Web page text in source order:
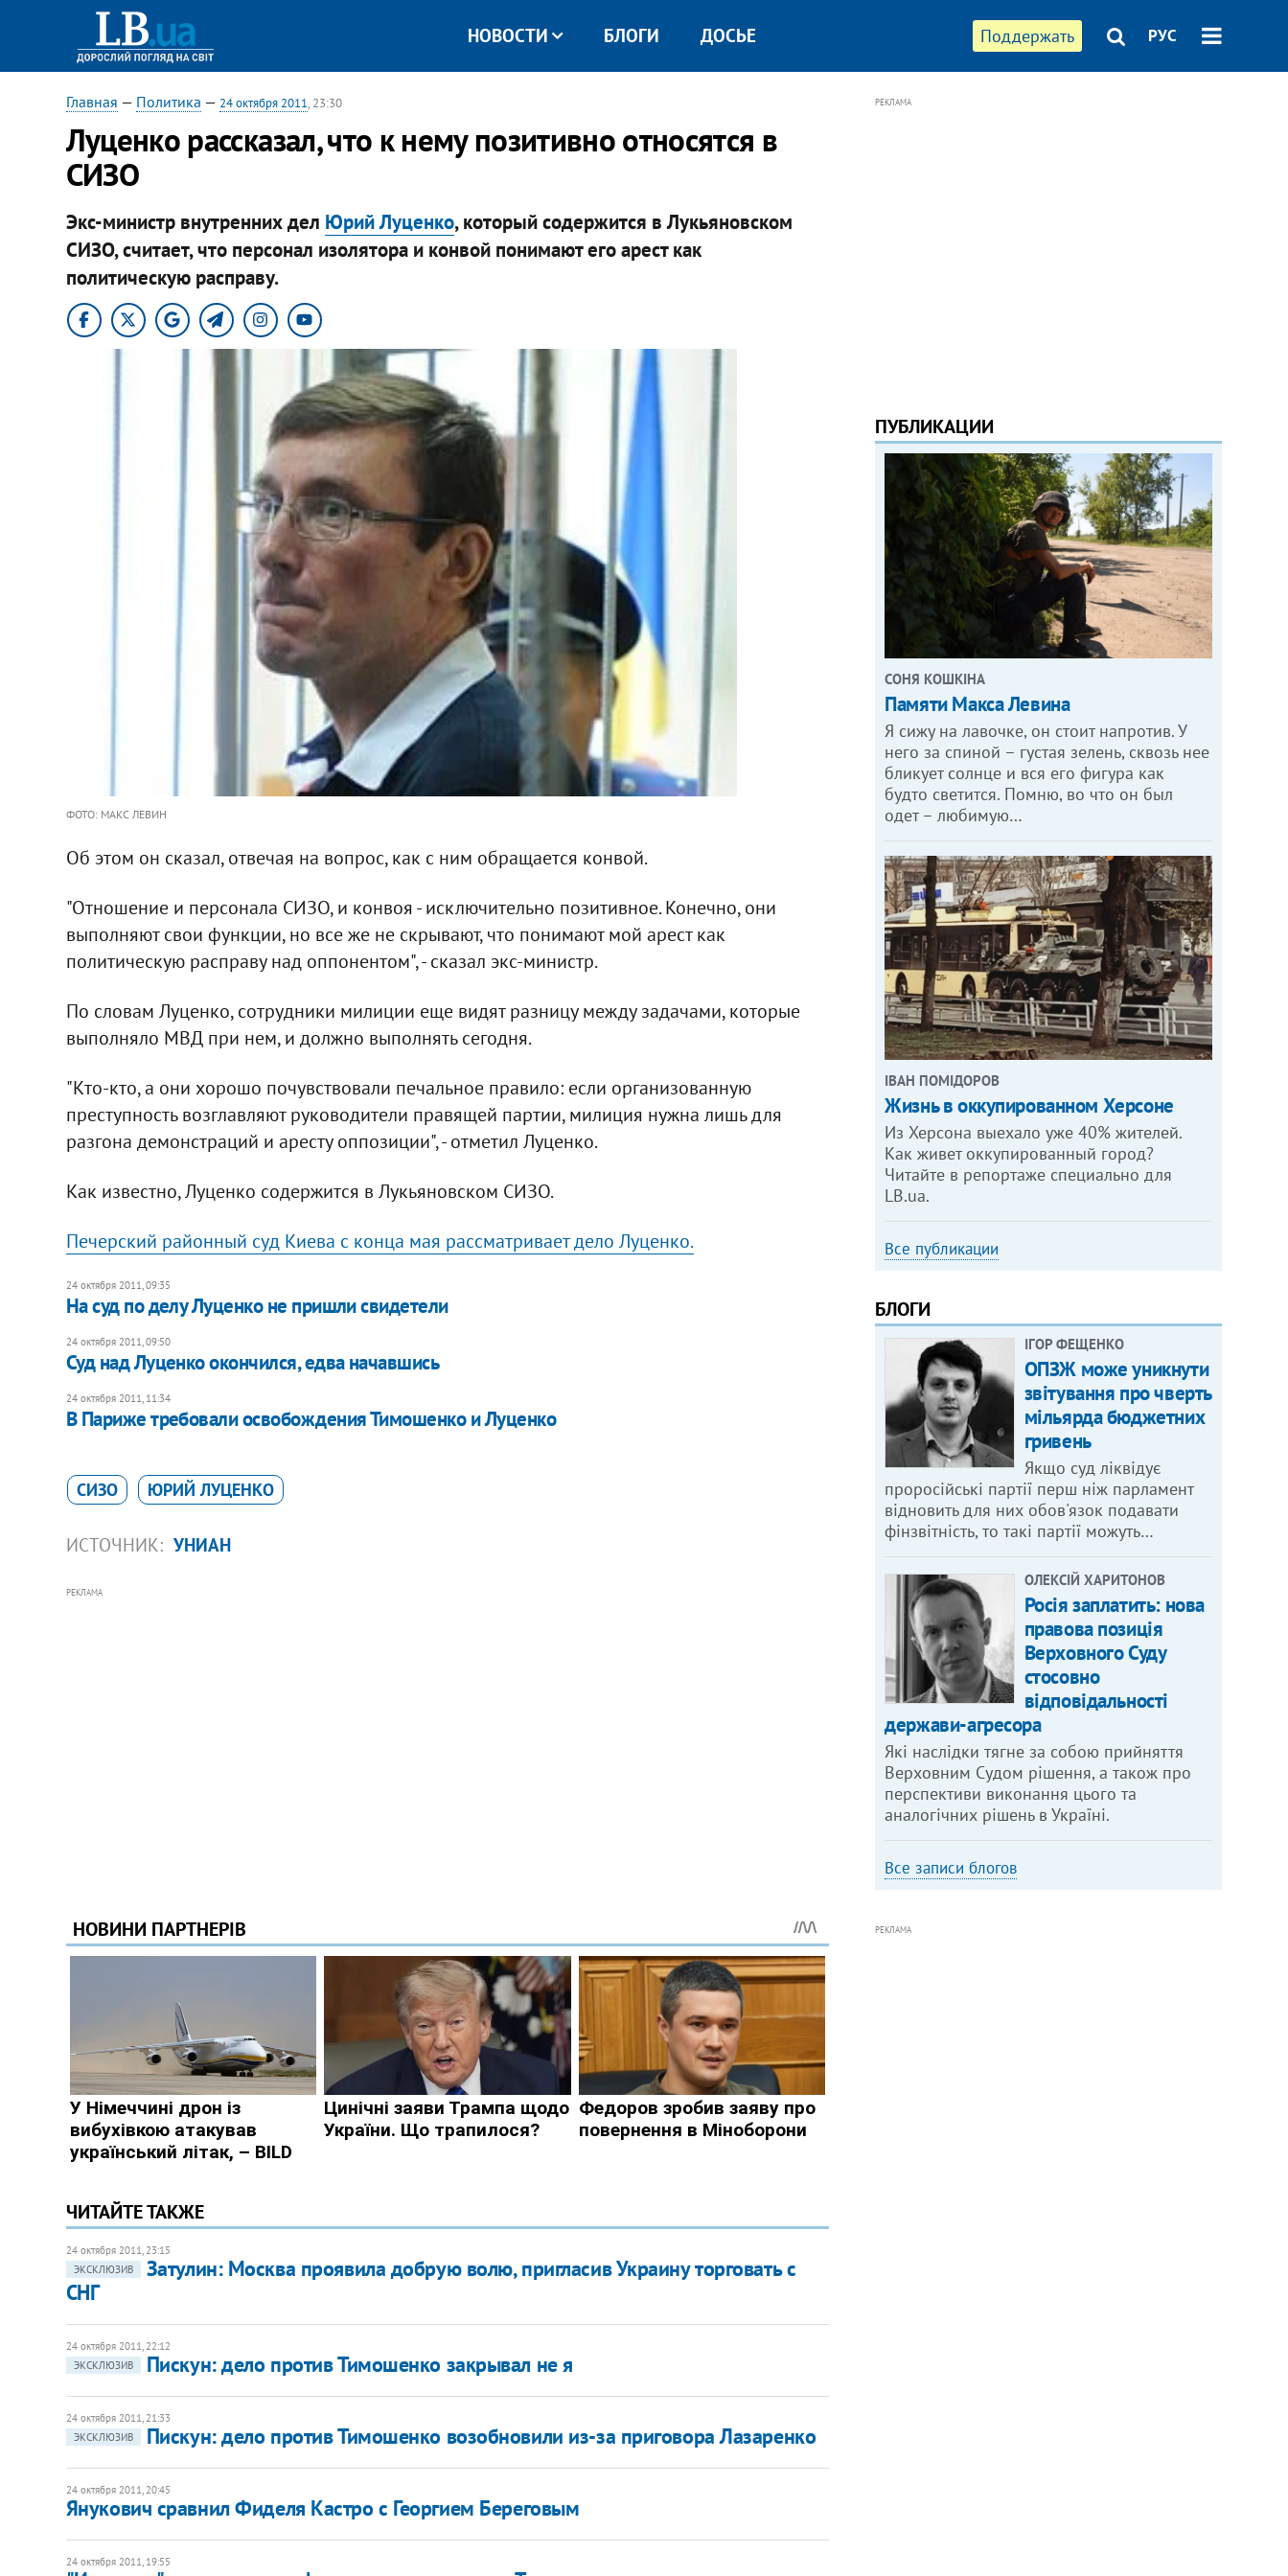
Поддержать РУС
НОВОСТИ БЛОГИ ДОСЬЕ
Главная — Политика — 24 октября 2011, 23:30
Луценко рассказал, что к нему позитивно относятся в
СИЗО
Экс-министр внутренних дел Юрий Луценко, который содержится в Лукьяновском
СИЗО, считает, что персонал изолятора и конвой понимают его арест как
политическую расправу.
ФОТО: МАКС ЛЕВИН
Об этом он сказал, отвечая на вопрос, как с ним обращается конвой.
"Отношение и персонала СИЗО, и конвоя - исключительно позитивное. Конечно, они
выполняют свои функции, но все же не скрывают, что понимают мой арест как
политическую расправу над оппонентом", - сказал экс-министр.
По словам Луценко, сотрудники милиции еще видят разницу между задачами, которые
выполняло МВД при нем, и должно выполнять сегодня.
"Кто-кто, а они хорошо почувствовали печальное правило: если организованную
преступность возглавляют руководители правящей партии, милиция нужна лишь для
разгона демонстраций и аресту оппозиции", - отметил Луценко.
Как известно, Луценко содержится в Лукьяновском СИЗО.
Печерский районный суд Киева с конца мая рассматривает дело Луценко.
24 октября 2011, 09:35
На суд по делу Луценко не пришли свидетели
24 октября 2011, 09:50
Суд над Луценко окончился, едва начавшись
24 октября 2011, 11:34
В Париже требовали освобождения Тимошенко и Луценко
СИЗО ЮРИЙ ЛУЦЕНКО
ИСТОЧНИК: УНИАН
РЕКЛАМА
ЧИТАЙТЕ ТАКЖЕ
24 октября 2011, 23:15
ЭКСКЛЮЗИВ
Затулин: Москва проявила добрую волю, пригласив Украину торговать с
СНГ
24 октября 2011, 22:12
ЭКСКЛЮЗИВ
Пискун: дело против Тимошенко закрывал не я
24 октября 2011, 21:33
ЭКСКЛЮЗИВ
Пискун: дело против Тимошенко возобновили из-за приговора Лазаренко
24 октября 2011, 20:45
Янукович сравнил Фиделя Кастро с Георгием Береговым
24 октября 2011, 19:55
РЕКЛАМА
ПУБЛИКАЦИИ
СОНЯ КОШКІНА
Памяти Макса Левина
Я сижу на лавочке, он стоит напротив. У
него за спиной – густая зелень, сквозь нее
бликует солнце и вся его фигура как
будто светится. Помню, во что он был
одет – любимую…
ІВАН ПОМІДОРОВ
Жизнь в оккупированном Херсоне
Из Херсона выехало уже 40% жителей.
Как живет оккупированный город?
Читайте в репортаже специально для
LB.ua.
Все публикации
БЛОГИ
ІГОР ФЕЩЕНКО
ОПЗЖ може уникнути
звітування про чверть
мільярда бюджетних
гривень
Якщо суд ліквідує
проросійські партії перш ніж парламент
відновить для них обов'язок подавати
фінзвітність, то такі партії можуть…
ОЛЕКСІЙ ХАРИТОНОВ
Росія заплатить: нова
правова позиція
Верховного Суду
стосовно
відповідальності
держави-агресора
Які наслідки тягне за собою прийняття
Верховним Судом рішення, а також про
перспективи виконання цього та
аналогічних рішень в Україні.
Все записи блогов
РЕКЛАМА